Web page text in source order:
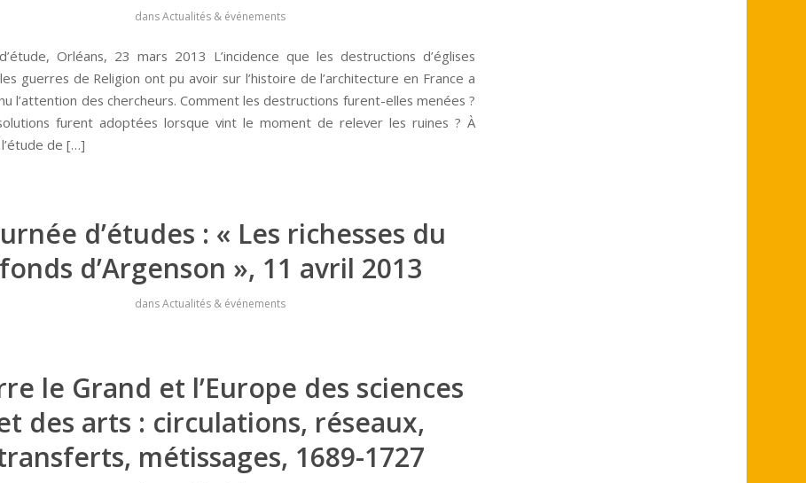
dansActualités & événements
Orléans, 23 mars 2013 L’incidence que les destructions d’églises
guerres de Religion ont pu avoir sur l’histoire de l’architecture en France a
l’attention des chercheurs. Comment les destructions furent-elles menées ?
furent adoptées lorsque vint le moment de relever les ruines ? À
de […]
d’études : « Les richesses du
fonds d’Argenson », 11 avril 2013
dansActualités & événements
le Grand et l’Europe des sciences
des arts : circulations, réseaux,
métissages, 1689-1727